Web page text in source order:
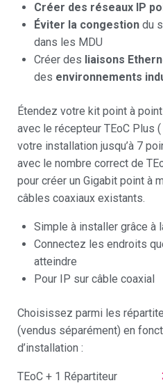
Créer des réseaux IP
Éviter la congestion du
dans les MDU
Créer des liaisons
des environnements
Étendez votre kit point à
avec le récepteur TEoC Plus (
votre installation jusqu’à 7
avec le nombre correct de
pour créer un Gigabit point à
câbles coaxiaux existants.
Simple à installer grâce à
Connectez les endroits
atteindre
Pour IP sur câble coaxial
Choisissez parmi les
(vendus séparément) en
d’installation :
TEoC + 1 Répartiteur